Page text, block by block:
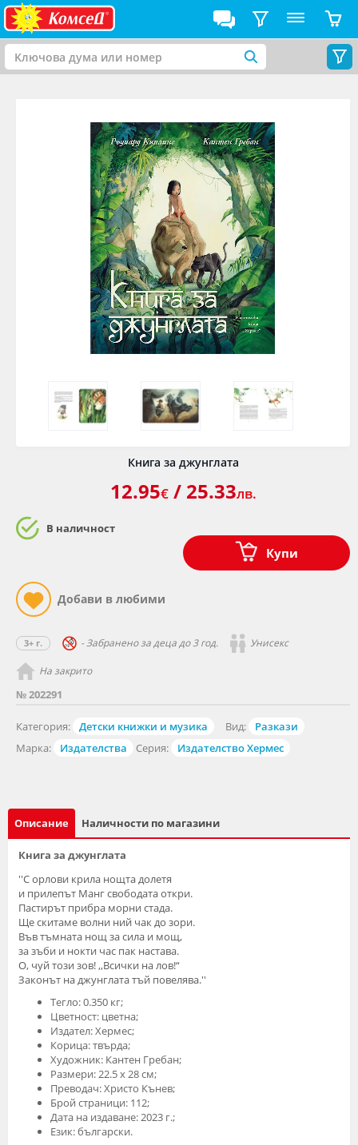
Книга за джунглата
№ 202291
Категория: Детски книжки и музика Вид:
Разкази
Марка:
Издателства Серия: Издателство Хермес
3+ г. - Забранено за деца до 3 год. Унисекс
На закрито
12.95€/ 25.33лв.
В наличност
Купи
Описание Наличности по магазини
Книга за джунглата
''С орлови крила нощта долетя
и прилепът Манг свободата откри.
Пастирът прибра морни стада.
Ще скитаме волни ний чак до зори.
Във тъмната нощ за сила и мощ,
за зъби и нокти час пак настава.
О, чуй този зов! ,,Всички на лов!“
Законът на джунглата тъй повелява.''
Тегло: 0.350 кг;
Цветност: цветна;
Издател: Хермес;
Корица: твърда;
Художник: Кантен Гребан;
Размери: 22.5 х 28 см;
Преводач: Христо Кънев;
Брой страници: 112;
Дата на издаване: 2023 г.;
Език: български.